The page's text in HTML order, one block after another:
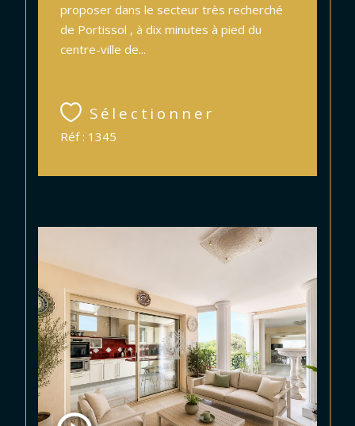
proposer dans le secteur très recherché
de Portissol , à dix minutes à pied du
centre-ville de...
Sélectionner
Réf : 1345